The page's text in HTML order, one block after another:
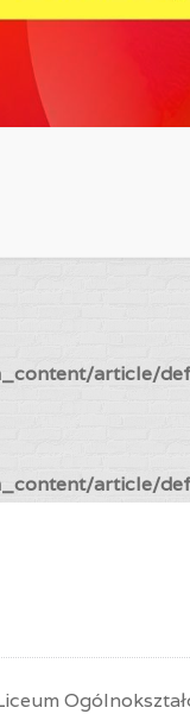
article/
article/